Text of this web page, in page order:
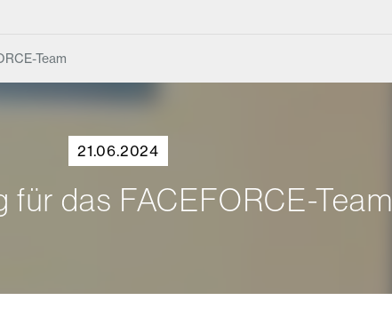
Team
21.06.2024
für das FACEFORCE-Team